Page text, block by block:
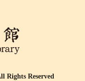
Rights Reserved